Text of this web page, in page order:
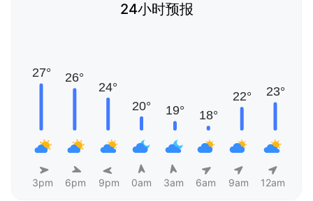
24小时预报
3pm 6pm 9pm 0am 3am 6am 9am 12am